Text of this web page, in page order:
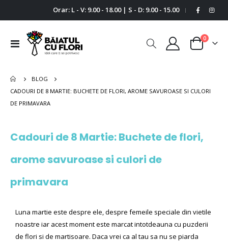
Orar: L - V: 9.00 - 18.00 | S - D: 9.00 - 15.00 |
Comutare
Cart
0
BLOG
CADOURI DE 8 MARTIE: BUCHETE DE FLORI, AROME SAVUROASE SI CULORI
DE PRIMAVARA
Cadouri de 8 Martie: Buchete de flori,
arome savuroase si culori de
primavara
Luna martie este despre ele, despre femeile speciale din vietile
noastre iar acest moment este marcat intotdeauna cu puzderii
de flori si de martisoare. Daca vrei ca al tau sa nu se piarda